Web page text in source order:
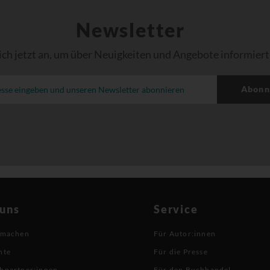
Newsletter
jetzt an, um über Neuigkeiten und Angebote
Service
Für Autor:innen
Für die Presse